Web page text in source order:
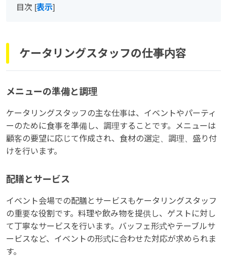
目次 [表示]
ケータリングスタッフの仕事内容
メニューの準備と調理
ケータリングスタッフの主な仕事は、イベントやパーティ
ーのために食事を準備し、調理することです。メニューは
顧客の要望に応じて作成され、食材の選定、調理、盛り付
けを行います。
配膳とサービス
イベント会場での配膳とサービスもケータリングスタッフ
の重要な役割です。料理や飲み物を提供し、ゲストに対し
て丁寧なサービスを行います。バッフェ形式やテーブルサ
ービスなど、イベントの形式に合わせた対応が求められま
す。